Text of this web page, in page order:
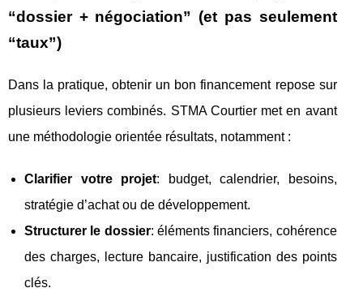
“dossier + négociation” (et pas seulement
“taux”)
Dans la pratique, obtenir un bon financement repose sur
plusieurs leviers combinés. STMA Courtier met en avant
une méthodologie orientée résultats, notamment :
Clarifier votre projet: budget, calendrier, besoins,
stratégie d’achat ou de développement.
Structurer le dossier: éléments financiers, cohérence
des charges, lecture bancaire, justification des points
clés.